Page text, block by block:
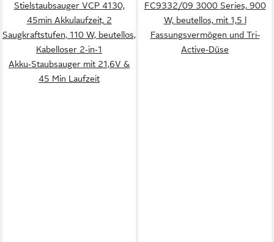
Stielstaubsauger VCP 4130,
45min Akkulaufzeit, 2
Saugkraftstufen, 110 W, beutellos,
Kabelloser 2‑in‑1
Akku‑Staubsauger mit 21,6V &
45 Min Laufzeit
FC9332/09 3000 Series, 900
W, beutellos, mit 1,5 l
Fassungsvermögen und Tri-
Active-Düse